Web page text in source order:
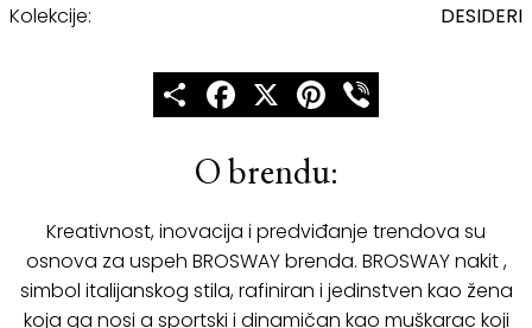
Kolekcije:
DESIDERI
ShareFacebook
X Pinterest
O brendu:
Kreativnost, inovacija i predviđanje trendova su
osnova za uspeh BROSWAY brenda. BROSWAY nakit ,
simbol italijanskog stila, rafiniran i jedinstven kao žena
koja ga nosi a sportski i dinamičan kao muškarac koji